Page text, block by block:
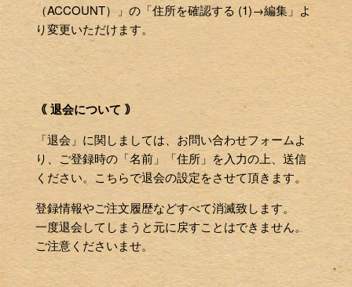
（ACCOUNT）」の「住所を確認する (1)→編集」よ
り変更いただけます。
｟ 退会について ｠
「退会」に関しましては、お問い合わせフォームよ
り、ご登録時の「名前」「住所」を入力の上、送信
ください。こちらで退会の設定をさせて頂きます。
登録情報やご注文履歴などすべて消滅致します。
一度退会してしまうと元に戻すことはできません。
ご注意くださいませ。